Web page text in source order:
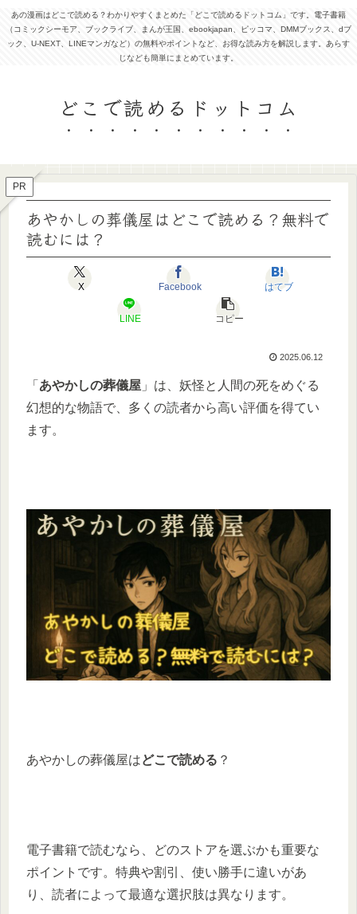
あの漫画はどこで読める？わかりやすくまとめた「どこで読めるドットコム」です。電子書籍
（コミックシーモア、ブックライブ、まんが王国、ebookjapan、ピッコマ、DMMブックス、dブ
ック、U-NEXT、LINEマンガなど）の無料やポイントなど、お得な読み方を解説します。あらす
じなども簡単にまとめています。
どこで読めるドットコム
PR
あやかしの葬儀屋はどこで読める？無料で
読むには？
X Facebook はてブ
LINE コピー
2025.06.12
「 あやかしの葬儀屋 」は、妖怪と人間の死をめぐる
幻想的な物語で、多くの読者から高い評価を得てい
ます。
あやかしの葬儀屋はどこで読める ？
電子書籍で読むなら、どのストアを選ぶかも重要な
ポイントです。特典や割引、使い勝手に違いがあ
り、読者によって最適な選択肢は異なります。